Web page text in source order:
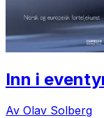
Inn i
Av Olav Solberg